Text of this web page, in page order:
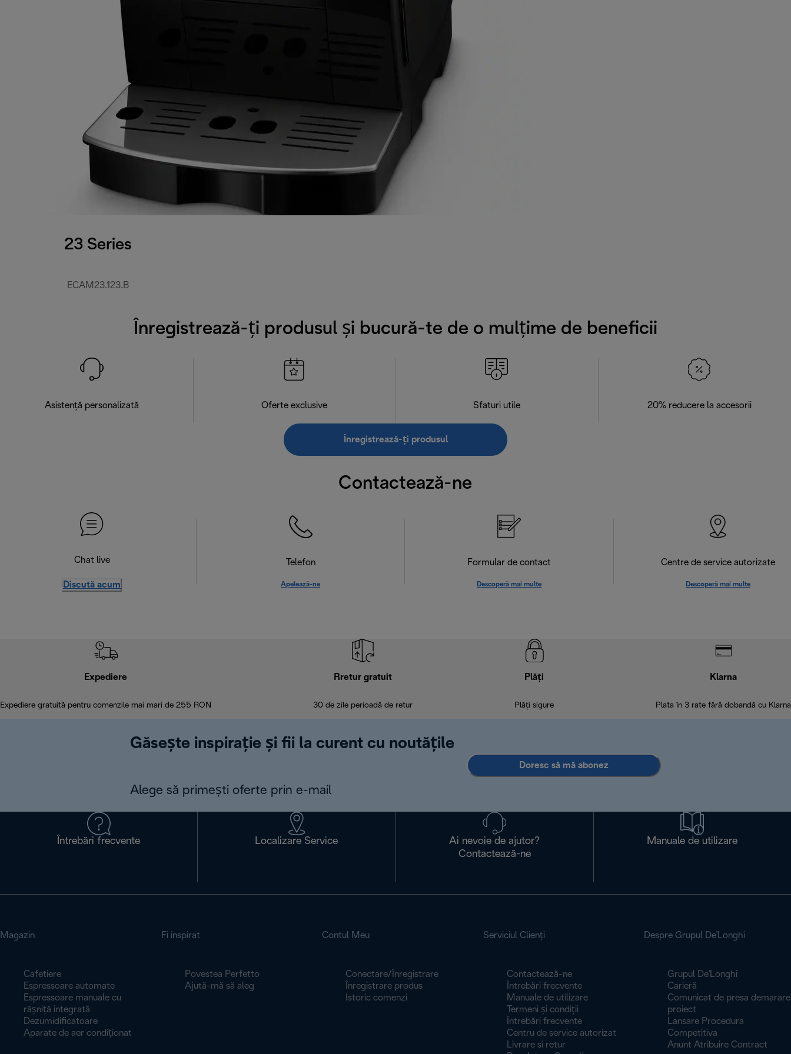
23 Series
ECAM23.123.B
Înregistrează-ți produsul și bucură-te de o mulțime de beneficii
Asistență personalizată Oferte exclusive Sfaturi utile 20% reducere la accesorii
Înregistrează-ți produsul
Contactează-ne
Chat live
Discută acum
Telefon
Apelează-ne
Formular de contact
Descoperă mai multe
Centre de service autorizate
Descoperă mai multe
Expediere
Expediere gratuită pentru comenzile mai mari de 255 RON
Rretur gratuit
30 de zile perioadă de retur
Plăți
Plăți sigure
Klarna
Plata în 3 rate fără dobandă cu Klarna
Găsește inspirație și fii la curent cu noutățile
Alege să primești oferte prin e-mail
Doresc să mă abonez
Întrebări frecvente Localizare Service
Ai nevoie de ajutor?
Contactează-ne
Manuale de utilizare
Magazin
Cafetiere
Espressoare automate
Espressoare manuale cu
râșniță integrată
Dezumidificatoare
Aparate de aer condiționat
Fi inspirat
Povestea Perfetto
Ajută-mă să aleg
Contul Meu
Conectare/Înregistrare
Înregistrare produs
Istoric comenzi
Serviciul Clienţi
Contactează-ne
Întrebări frecvente
Manuale de utilizare
Termeni și condiți​​​​​​​i
Întrebări frecvente
Centru de service autorizat
Livrare si retur
Despre Grupul De'Longhi
Grupul De'Longhi
Carieră
Comunicat de presa demarare
proiect
Lansare Procedura
Competitiva
Anunt Atribuire Contract